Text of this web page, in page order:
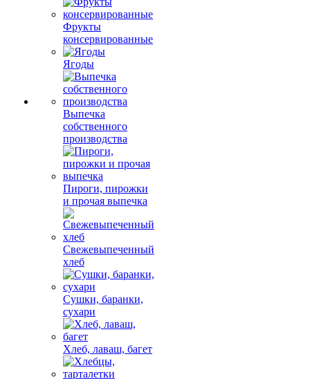
Фрукты
консервированные
Ягоды
Выпечка
собственного
производства
Пироги, пирожки
и прочая выпечка
Свежевыпеченный
хлеб
Сушки, баранки,
сухари
Хлеб, лаваш, багет